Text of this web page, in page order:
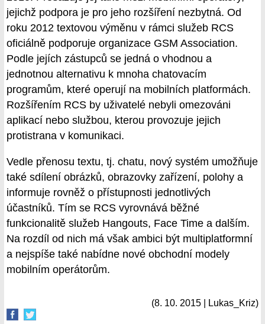
jejichž podpora je pro jeho rozšíření nezbytná. Od
roku 2012 textovou výměnu v rámci služeb RCS
oficiálně podporuje organizace GSM Association.
Podle jejích zástupců se jedná o vhodnou a
jednotnou alternativu k mnoha chatovacím
programům, které operují na mobilních platformách.
Rozšířením RCS by uživatelé nebyli omezováni
aplikací nebo službou, kterou provozuje jejich
protistrana v komunikaci.
Vedle přenosu textu, tj. chatu, nový systém umožňuje
také sdílení obrázků, obrazovky zařízení, polohy a
informuje rovněž o přístupnosti jednotlivých
účastníků. Tím se RCS vyrovnává běžné
funkcionalitě služeb Hangouts, Face Time a dalším.
Na rozdíl od nich má však ambici být multiplatformní
a nejspíše také nabídne nové obchodní modely
mobilním operátorům.
(8. 10. 2015 | Lukas_Kriz)